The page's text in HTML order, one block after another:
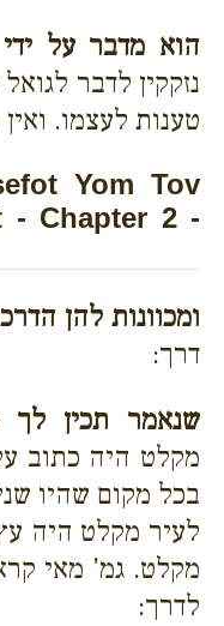
הוא מדבר על
נזקקין לדבר
טענות לעצמו.
Yom Tov
- Chapter 2 -
ומכוונות להן
דרך:
שנאמר תכין לך
מקלט היה כתוב
בכל מקום שהיו
לעיר מקלט היה
מקלט. גמ' מאי
לדרך: